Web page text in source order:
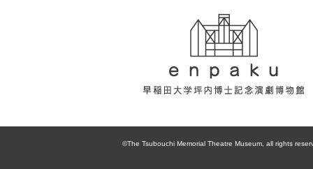
大学坪内博士記
念演劇博物館
©The Tsubouchi Memorial Theatre Museum, all rights